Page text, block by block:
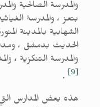
والمدرسة الصالحية
بتعز ، والمدرسة
الشهابية بالمدينة
الحديث بدمشق ،
والمدرسة التنكزية ،
[9]
.
هذه بعض المدارس التي